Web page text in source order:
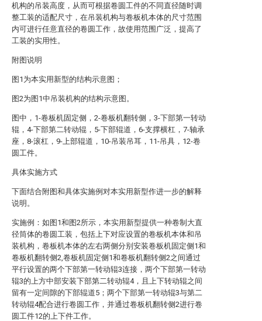
机构的吊装高度，从而可根据卷圆工件的不同直径随时调
整工装的适配尺寸，在吊装机构与卷板机本体的尺寸范围
内可进行任意直径的卷圆工作，故使用范围广泛，提高了
工装的实用性。
附图说明
图1为本实用新型的结构示意图；
图2为图1中吊装机构的结构示意图。
图中，1-卷板机固定侧，2-卷板机翻转侧，3-下部第一转动
辊，4-下部第二转动辊，5-下部辊道，6-支撑横杠，7-轴承
座，8-滚杠，9-上部辊道，10-吊装吊耳，11-吊具，12-卷
圆工件。
具体实施方式
下面结合附图和具体实施例对本实用新型作进一步的解释
说明。
实施例：如图1和图2所示，本实用新型提供一种卷制大直
径筒体的卷圆工装，包括上下对应设置的卷板机本体和吊
装机构，卷板机本体的左右两侧分别安装卷板机固定侧1和
卷板机翻转侧2,卷板机固定侧1和卷板机翻转侧2之间通过
平行设置的两个下部第一转动辊3连接，两个下部第一转动
辊3的上方中部安装下部第二转动辊4，且上下转动辊之间
留有一定间隙的下部辊道5；两个下部第一转动辊3与第二
转动辊4配合进行卷圆工作，并通过卷板机翻转侧2进行卷
圆工件12的上下件工作。